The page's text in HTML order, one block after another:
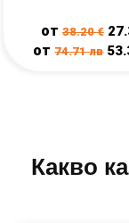
от38.20€
от74.71лв
Какво